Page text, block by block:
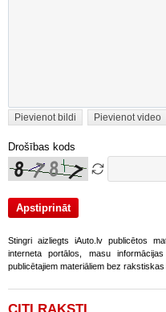
Pievienot bildi Pievienot video
Drošības kods
Stingri aizliegts iAuto.lv publicētos
interneta portālos, masu
publicētajiem materiāliem bez